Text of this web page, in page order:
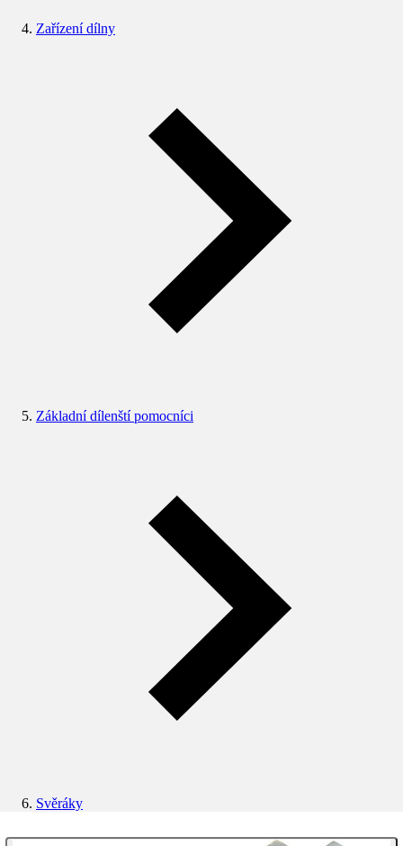
Zařízení dílny
Základní dílenští pomocníci
Svěráky